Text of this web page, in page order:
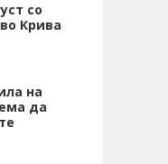
со
Крива
на
да